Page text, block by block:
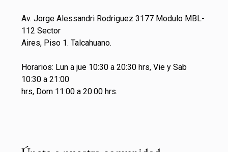
Av. Jorge Alessandri Rodriguez 3177 Modulo MBL-
112 Sector
Aires, Piso 1. Talcahuano.
Horarios: Lun a jue 10:30 a 20:30 hrs, Vie y Sab
10:30 a 21:00
hrs, Dom 11:00 a 20:00 hrs.